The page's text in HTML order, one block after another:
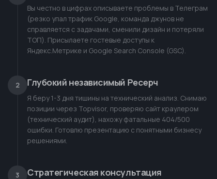
Вы честно в цифрах описываете проблемы в Телеграм
(резко упал трафик Google, команда джунов не
справляется с задачами, сменили дизайн и потеряли
ТОП). Присылаете гостевые доступы к
Яндекс.Метрике и Google Search Console (GSC).
2 Глубокий независимый Ресерч
Я беру 1-3 дня тишины на технический анализ. Снимаю
позиции через Topvisor, проверяю сайт краулером
(технический аудит), нахожу фатальные 404/500
ошибки. Готовлю презентацию с понятными бизнесу
решениями.
3
Стратегическая консультация